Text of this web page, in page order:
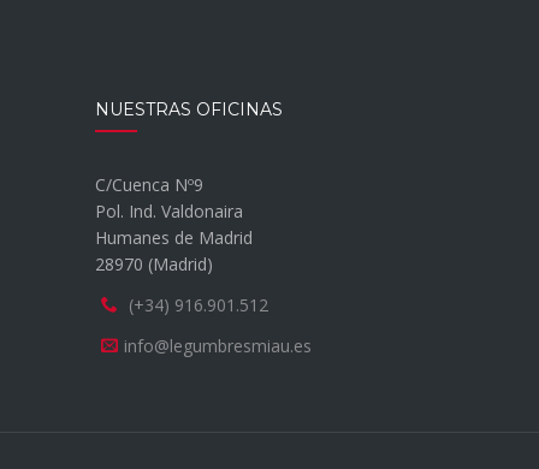
NUESTRAS OFICINAS
C/Cuenca Nº9
Pol. Ind. Valdonaira
Humanes de Madrid
28970 (Madrid)
(+34) 916.901.512
info@legumbresmiau.es